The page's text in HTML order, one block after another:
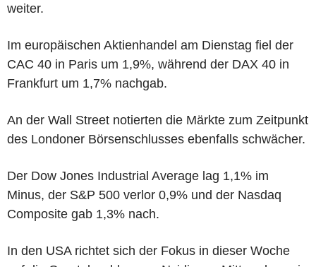
weiter.
Im europäischen Aktienhandel am Dienstag fiel der
CAC 40 in Paris um 1,9%, während der DAX 40 in
Frankfurt um 1,7% nachgab.
An der Wall Street notierten die Märkte zum Zeitpunkt
des Londoner Börsenschlusses ebenfalls schwächer.
Der Dow Jones Industrial Average lag 1,1% im
Minus, der S&P 500 verlor 0,9% und der Nasdaq
Composite gab 1,3% nach.
In den USA richtet sich der Fokus in dieser Woche